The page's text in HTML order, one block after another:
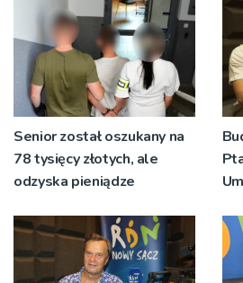
Senior został oszukany na
78 tysięcy złotych, ale
odzyska pieniądze